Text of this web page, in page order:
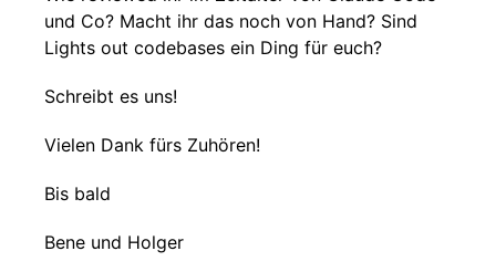
und Co? Macht ihr das noch von Hand? Sind
Lights out codebases ein Ding für euch?
Schreibt es uns!
Vielen Dank fürs Zuhören!
Bis bald
Bene und Holger